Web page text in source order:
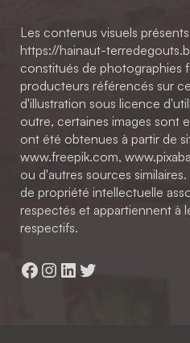
Les contenus visuels
https://hainaut-
constitués de photographies
producteurs référencés sur
d'illustration sous licence
outre, certaines images sont
ont été obtenues à partir de
www.freepik.com,
ou d'autres sources
de propriété intellectuelle
respectés et appartiennent à
respectifs.
Facebook
Instagram
LinkedIn
Twitter